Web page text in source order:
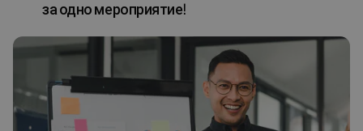
за одно мероприятие!